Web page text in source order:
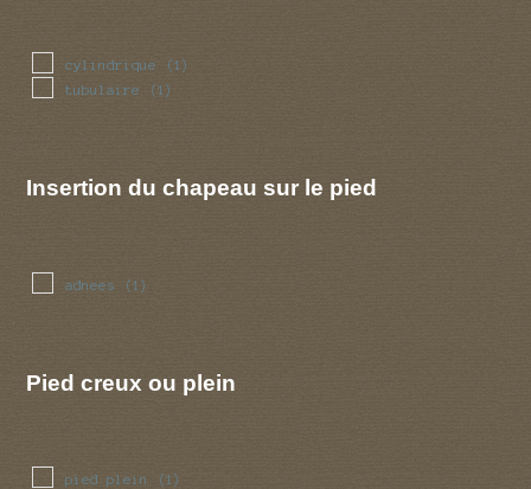
cylindrique (1)
tubulaire (1)
Insertion du chapeau sur le pied
adnees (1)
Pied creux ou plein
pied plein (1)